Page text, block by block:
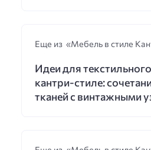
Еще из «Мебель в стиле
Идеи для
кантри-стиле:
тканей с винтажными